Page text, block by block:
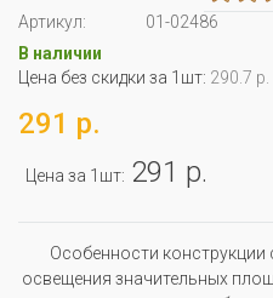
Артикул:
01-02486
В наличии
Цена без скидки за 1шт: 290.7 р.
291 р.
Цена за 1шт: 291 р.
Особенности
освещения значительных